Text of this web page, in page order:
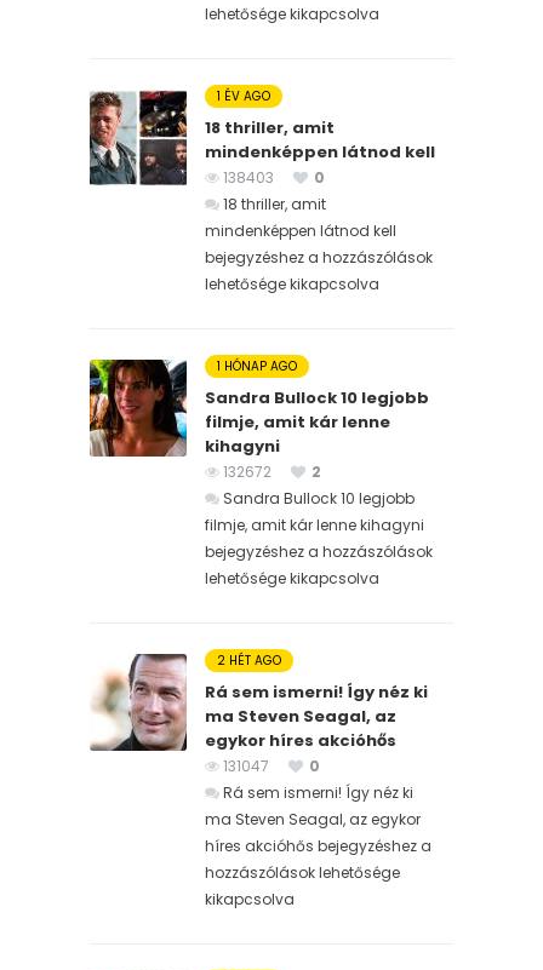
lehetősége kikapcsolva
1 ÉV AGO
18 thriller, amit
mindenképpen látnod kell
138403
0
18 thriller, amit
mindenképpen látnod kell
bejegyzéshez a hozzászólások
lehetősége kikapcsolva
1 HÓNAP AGO
Sandra Bullock 10 legjobb
filmje, amit kár lenne
kihagyni
132672
2
Sandra Bullock 10 legjobb
filmje, amit kár lenne kihagyni
bejegyzéshez a hozzászólások
lehetősége kikapcsolva
2 HÉT AGO
Rá sem ismerni! Így néz ki
ma Steven Seagal, az
egykor híres akcióhős
131047
0
Rá sem ismerni! Így néz ki
ma Steven Seagal, az egykor
híres akcióhős bejegyzéshez a
hozzászólások lehetősége
kikapcsolva